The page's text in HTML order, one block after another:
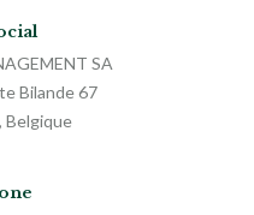
SA
Bilande 67
Belgique